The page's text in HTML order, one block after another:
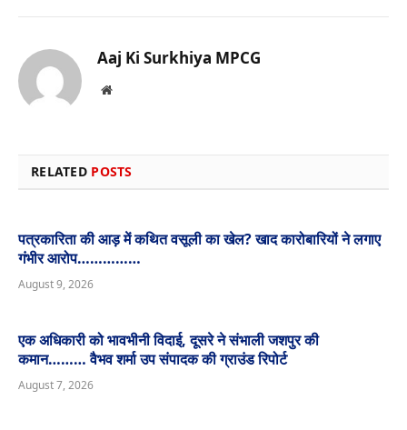
Aaj Ki Surkhiya MPCG
Website
RELATED POSTS
पत्रकारिता की आड़ में कथित वसूली का खेल? खाद कारोबारियों ने लगाए
गंभीर आरोप……………
August 9, 2026
एक अधिकारी को भावभीनी विदाई, दूसरे ने संभाली जशपुर की
कमान……… वैभव शर्मा उप संपादक की ग्राउंड रिपोर्ट
August 7, 2026